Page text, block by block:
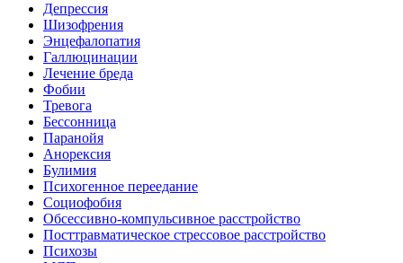
Депрессия
Шизофрения
Энцефалопатия
Галлюцинации
Лечение бреда
Фобии
Тревога
Бессонница
Паранойя
Анорексия
Булимия
Психогенное переедание
Социофобия
Обсессивно-компульсивное расстройство
Посттравматическое стрессовое расстройство
Психозы